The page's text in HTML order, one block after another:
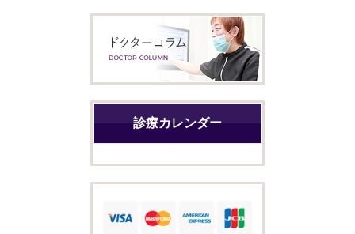
診療カレンダー